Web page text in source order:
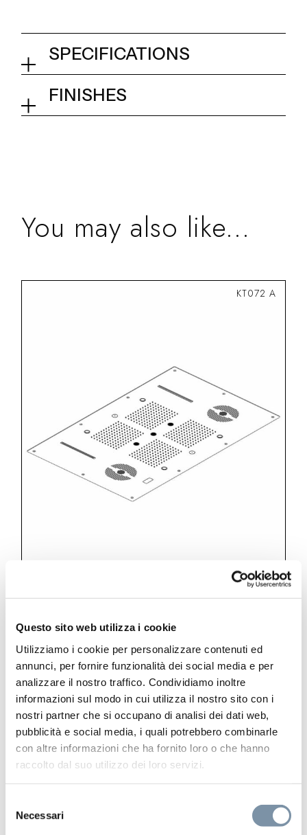
Questo sito web utilizza i cookie
Utilizziamo i cookie per personalizzare contenuti ed
annunci, per fornire funzionalità dei social media e per
analizzare il nostro traffico. Condividiamo inoltre
informazioni sul modo in cui utilizza il nostro sito con i
nostri partner che si occupano di analisi dei dati web,
pubblicità e social media, i quali potrebbero combinarle
con altre informazioni che ha fornito loro o che hanno
raccolto dal suo utilizzo dei loro servizi.
delNecessari
SPECIFICATIONS
Ceiling shower 550x400 mm
FINISHES
You may also like...
KT072 A
Ceiling shower 850×540 mm
RT003 A